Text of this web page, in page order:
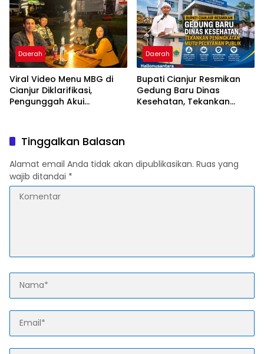
Ilmiah dan Perlindungan
Lingkungan
Daerah
Viral Video Menu MBG di
Cianjur Diklarifikasi,
Pengunggah Akui
Daerah
Bupati Cianjur Resmikan
Gedung Baru Dinas
Kesehatan, Tekankan
Tinggalkan Balasan
Alamat email Anda tidak akan dipublikasikan. Ruas yang
wajib ditandai *